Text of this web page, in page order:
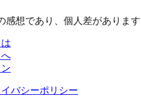
感想であり、個人差がありま
バシーポリシー